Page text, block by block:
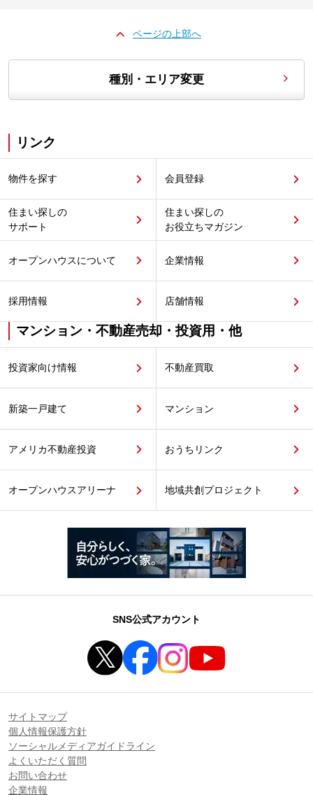
ページの上部へ
種別・エリア変更
リンク
物件を探す 会員登録
住まい探しの
サポート
住まい探しの
お役立ちマガジン
オープンハウスについて 企業情報
採用情報 店舗情報
マンション・不動産売却・投資用・他
投資家向け情報 不動産買取
新築一戸建て マンション
アメリカ不動産投資 おうちリンク
オープンハウスアリーナ 地域共創プロジェクト
SNS公式アカウント
サイトマップ
個人情報保護方針
ソーシャルメディアガイドライン
よくいただく質問
お問い合わせ
企業情報